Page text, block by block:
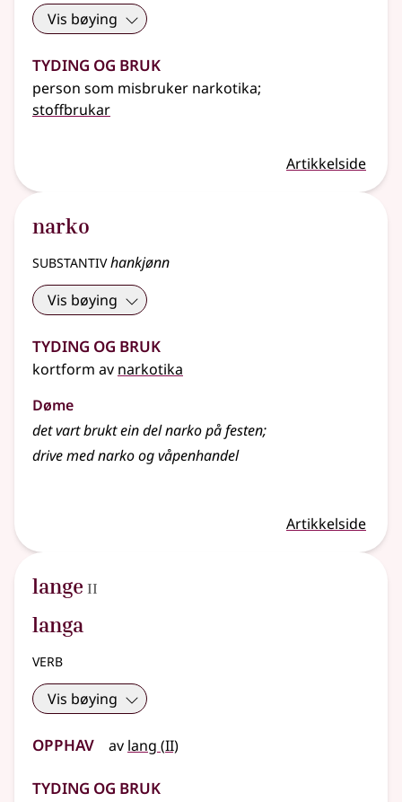
Vis bøying
Tyding og bruk
person som misbruker narkotika;
stoffbrukar
Artikkelside
narko
substantivhankjønn
Vis bøying
Tyding og bruk
kortform av narkotika
Døme
det vart brukt ein del narko på festen;
drive med narko og våpenhandel
Artikkelside
lange 2
II
langa
verb
Vis bøying
Opphav av lang (2
II)
Tyding og bruk